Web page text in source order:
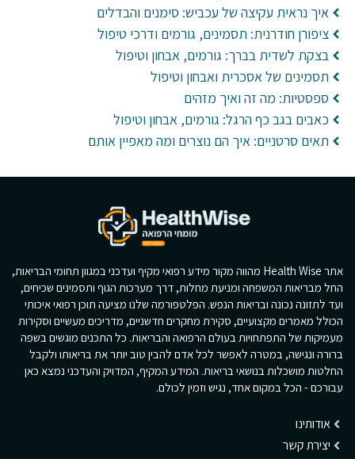
איך נראית עקיצה של עכביש: סימנים והבדלים
ציפורן חודרנית: תסמינים, גורמים ודרכי טיפול
בצקת לשדית בברך: גורמים, אבחון וטיפול
תסמינים של אסכרית ואבחון וטיפול
ספסטיות: מה זה ואיך מזהים
כאבים בגב כף הרגל: גורמים, אבחון וטיפול
תאים סרטניים: איך הם נוצרים ומה מאפיין אותם
אתר Health Wise מהווה מקור מידע רפואי מקיף ועדכני במגוון תחומי הבריאות,
החל מבריאות המשפחה ומניעת מחלות, דרך מערכות הגוף ותסמינים שכיחים,
ועד לתזונה נכונה ובריאות הנפש. הפלטפורמה שלנו מציעה תוכן רפואי איכותי
הכולל מאמרים מקצועיים, סקירת מחקרים חדשניים, מדריכים מעשיים וסקירות
מעמיקות של התפתחויות בעולם הרפואה והבריאות. כל התכנים מוגשים בשפה
ברורה ונגישה, במטרה לאפשר לכל אדם להבין טוב יותר את בריאותו ולקבל
החלטות מושכלות בנושאי בריאות. המידע המקיף, המדויק והעדכני נמצא כאן
עבורכם - הכל במקום אחד, נגיש וזמין לכולם.
אודותינו
יצירת קשר